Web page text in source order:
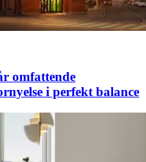
omfattende
i perfekt balance